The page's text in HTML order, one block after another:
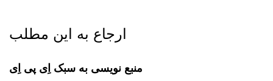
ارجاع به این مطلب
منبع نویسی به سبک اِی پی اِی